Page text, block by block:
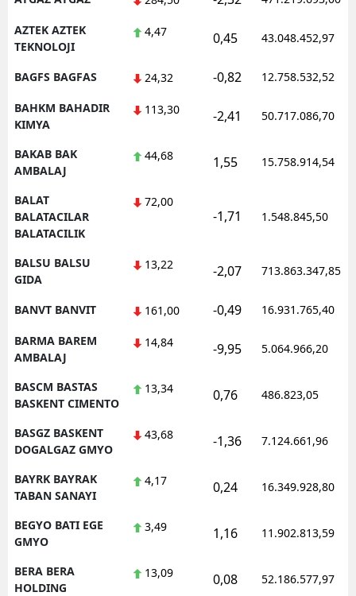
AZTEK AZTEK
TEKNOLOJI
4,47 0,45 43.048.452,97
BAGFS BAGFAS 24,32 -0,82 12.758.532,52
BAHKM BAHADIR
KIMYA
113,30 -2,41 50.717.086,70
BAKAB BAK
AMBALAJ
44,68 1,55 15.758.914,54
BALAT
BALATACILAR
BALATACILIK
72,00
-1,71 1.548.845,50
BALSU BALSU
GIDA
13,22 -2,07 713.863.347,85
BANVT BANVIT 161,00 -0,49 16.931.765,40
BARMA BAREM
AMBALAJ
14,84 -9,95 5.064.966,20
BASCM BASTAS
BASKENT CIMENTO
13,34 0,76 486.823,05
BASGZ BASKENT
DOGALGAZ GMYO
43,68 -1,36 7.124.661,96
BAYRK BAYRAK
TABAN SANAYI
4,17 0,24 16.349.928,80
BEGYO BATI EGE
GMYO
3,49 1,16 11.902.813,59
BERA BERA
HOLDING
13,09 0,08 52.186.577,97